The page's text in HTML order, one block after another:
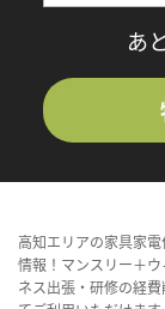
あ
高知エリアの家具家
情報！マンスリー＋
ネス出張・研修の経